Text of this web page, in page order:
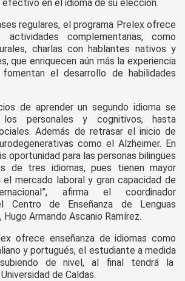
efectivo en el idioma de su elección.
regulares, el programa Prelex ofrece
complementarias, como
charlas con hablantes nativos y
que enriquecen aún más la experiencia
el desarrollo de habilidades
de aprender un segundo idioma se
los personales y cognitivos, hasta
Además de retrasar el inicio de
como el Alzheimer. En
oportunidad para las personas bilingües
de tres idiomas, pues tienen mayor
mercado laboral y gran capacidad de
afirma el coordinador
Centro de Enseñanza de Lenguas
Armando Ascanio Ramírez.
ofrece enseñanza de idiomas como
y portugués, el estudiante a medida
de nivel, al final tendrá la
de Caldas.